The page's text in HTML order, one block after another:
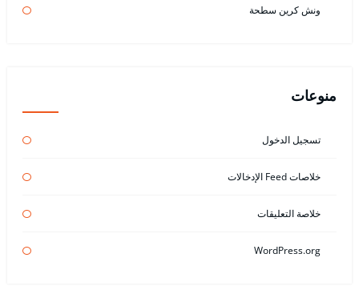
ونش كرين سطحة
منوعات
تسجيل الدخول
خلاصات Feed الإدخالات
خلاصة التعليقات
WordPress.org